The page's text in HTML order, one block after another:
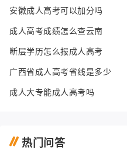
安徽成人高考可以加分吗
成人高考成绩怎么查云南
断层学历怎么报成人高考
广西省成人高考省线是多少
成人大专能成人高考吗
热门问答